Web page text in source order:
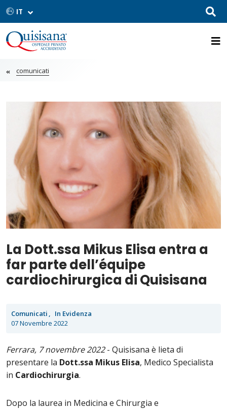
comunicati
La Dott.ssa Mikus Elisa entra a
far parte dell’équipe
cardiochirurgica di Quisisana
Comunicati
In Evidenza
07 Novembre 2022
Ferrara, 7 novembre 2022- Quisisana è lieta di
presentare la Dott.ssa Mikus Elisa, Medico Specialista
in Cardiochirurgia.
Dopo la laurea in Medicina e Chirurgia e